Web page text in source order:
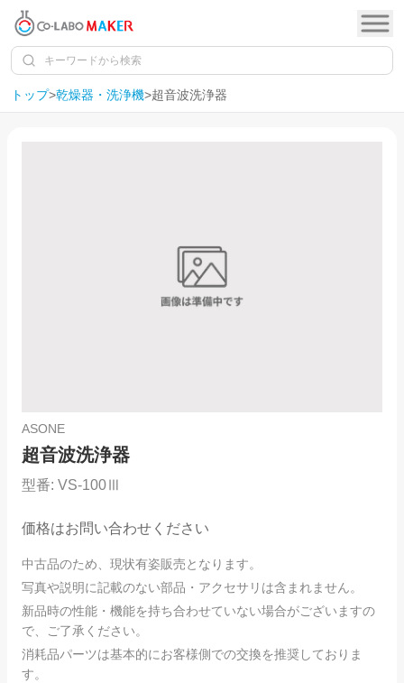
トップ>乾燥器・洗浄機>超音波洗浄器
ASONE
超音波洗浄器
型番: VS-100Ⅲ
価格はお問い合わせください
中古品のため、現状有姿販売となります。
写真や説明に記載のない部品・アクセサリは含まれません。
新品時の性能・機能を持ち合わせていない場合がございますの
で、ご了承ください。
消耗品パーツは基本的にお客様側での交換を推奨しておりま
す。